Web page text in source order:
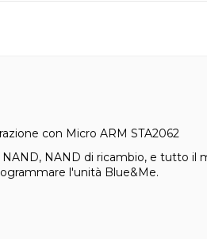
con Micro ARM STA2062
NAND di ricambio, e tutto il
l'unità Blue&Me.